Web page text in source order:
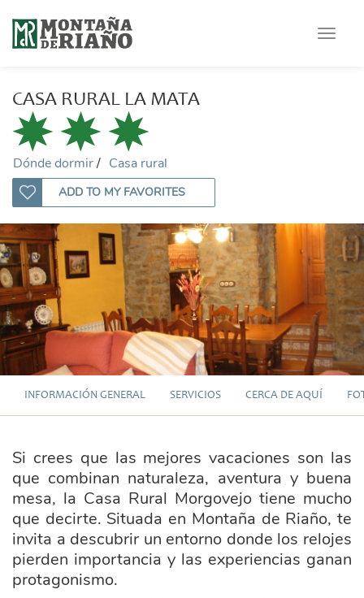
Toggle
CASA RURAL LA MATA
Dónde dormir Casa rural
ADD TO MY FAVORITES
INFORMACIÓN GENERAL SERVICIOS CERCA DE AQUÍ
Si crees que las mejores vacaciones son las
que combinan naturaleza, aventura y buena
mesa, la Casa Rural Morgovejo tiene mucho
que decirte. Situada en Montaña de Riaño, te
invita a descubrir un entorno donde los relojes
pierden importancia y las experiencias ganan
protagonismo.